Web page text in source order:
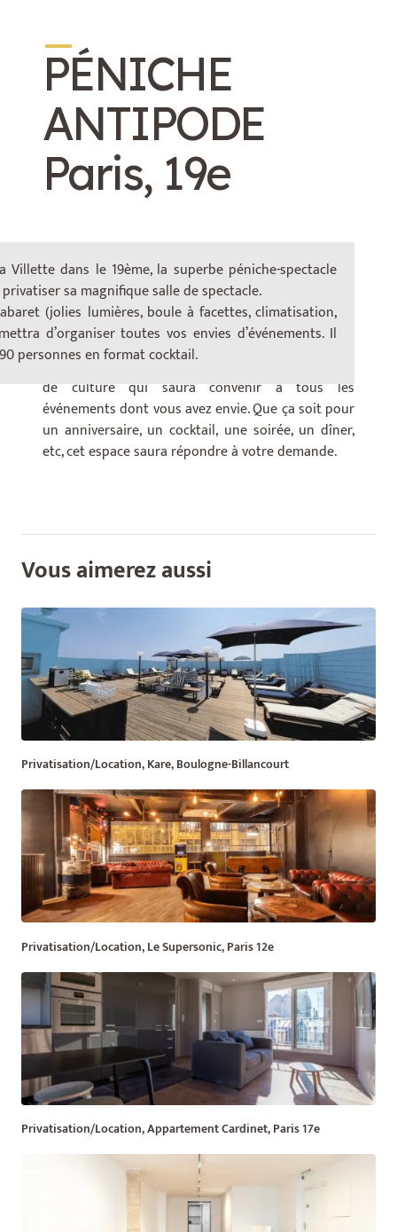
PÉNICHE
ANTIPODE
Paris, 19e
dans le 19ème, la superbe péniche-spectacle
sa magnifique salle de spectacle.
(jolies lumières, boule à facettes, climatisation,
d’organiser toutes vos envies d’événements. Il
personnes en format cocktail.
Cette péniche datant de 1942 a parfaitement été
aménagé. De tel sorte, grâce à son décors nous
nous sentons tout de suite bien accueilli.
Il y règne donc une ambiance chaleureuse et pleine
de culture qui saura convenir à tous les
événements dont vous avez envie. Que ça soit pour
un anniversaire, un cocktail, une soirée, un dîner,
etc, cet espace saura répondre à votre demande.
Vous aimerez aussi
Privatisation/Location, Kare, Boulogne-Billancourt
Privatisation/Location, Le Supersonic, Paris 12e
Privatisation/Location, Appartement Cardinet, Paris 17e